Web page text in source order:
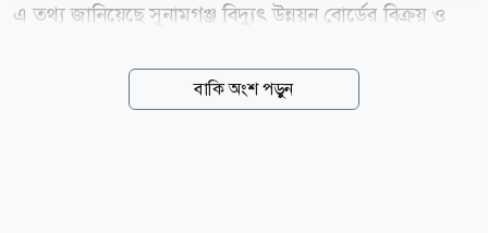
এ তথ্য জানিয়েছে সুনামগঞ্জ বিদ্যুৎ উন্নয়ন বোর্ডের বিক্রয় ও
মহাসড়কের ট্রাফিক পয়েন্ট থেকে হাছনরাজা তোরণ পর্যন্ত চার
লেনে উন্নীতকরণ কাজের অংশ হিসাবে সড়ক ও জনপদ
বাকি অংশ পড়ুন